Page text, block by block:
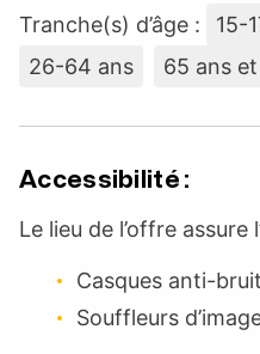
Tranche(s) d’âge : 15-
26-64 ans
65 ans
Accessibilité :
Le lieu de l’offre assure
Casques anti-
Souffleurs